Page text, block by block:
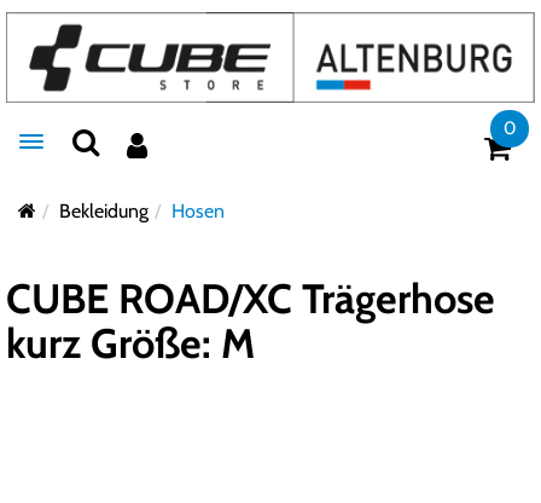
Toggle navigation
0
Bekleidung Hosen
CUBE ROAD/XC Trägerhose
kurz Größe: M